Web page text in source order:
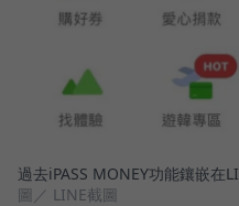
過去iPASS MONEY功能鑲嵌在
圖／ LINE截圖